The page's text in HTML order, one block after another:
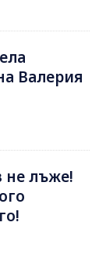
Валерия
не лъже!